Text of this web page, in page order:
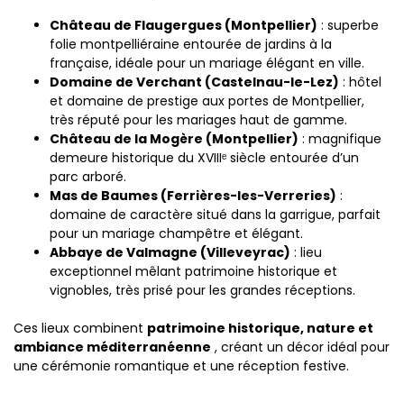
Château de Flaugergues (Montpellier) : superbe
folie montpelliéraine entourée de jardins à la
française, idéale pour un mariage élégant en ville.
Domaine de Verchant (Castelnau-le-Lez) : hôtel
et domaine de prestige aux portes de Montpellier,
très réputé pour les mariages haut de gamme.
Château de la Mogère (Montpellier) : magnifique
demeure historique du XVIIIᵉ siècle entourée d’un
parc arboré.
Mas de Baumes (Ferrières-les-Verreries) :
domaine de caractère situé dans la garrigue, parfait
pour un mariage champêtre et élégant.
Abbaye de Valmagne (Villeveyrac) : lieu
exceptionnel mêlant patrimoine historique et
vignobles, très prisé pour les grandes réceptions.
Ces lieux combinent patrimoine historique, nature et
ambiance méditerranéenne , créant un décor idéal pour
une cérémonie romantique et une réception festive.